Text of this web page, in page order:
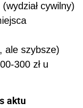
cywilny)
ale szybsze)
300 zł u
aktu